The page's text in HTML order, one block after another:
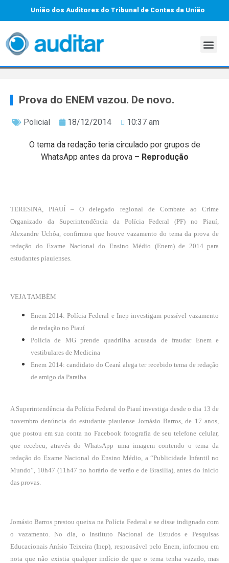
União dos Auditores do Tribunal de Contas da União
Prova do ENEM vazou. De novo.
Policial 18/12/2014 10:37 am
O tema da redação teria circulado por grupos de
WhatsApp antes da prova– Reprodução
TERESINA, PIAUÍ – O delegado regional de Combate ao Crime
Organizado da Superintendência da Polícia Federal (PF) no Piauí,
Alexandre Uchôa, confirmou que houve vazamento do tema da prova de
redação do Exame Nacional do Ensino Médio (Enem) de 2014 para
estudantes piauienses.
VEJA TAMBÉM
Enem 2014: Polícia Federal e Inep investigam possível vazamento
de redação no Piauí
Polícia de MG prende quadrilha acusada de fraudar Enem e
vestibulares de Medicina
Enem 2014: candidato do Ceará alega ter recebido tema de redação
de amigo da Paraíba
A Superintendência da Polícia Federal do Piauí investiga desde o dia 13 de
novembro denúncia do estudante piauiense Jomásio Barros, de 17 anos,
que postou em sua conta no Facebook fotografia de seu telefone celular,
que recebeu, através do WhatsApp uma imagem contendo o tema da
redação do Exame Nacional do Ensino Médio, a “Publicidade Infantil no
Mundo”, 10h47 (11h47 no horário de verão e de Brasília), antes do início
das provas.
Jomásio Barros prestou queixa na Polícia Federal e se disse indignado com
o vazamento. No dia, o Instituto Nacional de Estudos e Pesquisas
Educacionais Anísio Teixeira (Inep), responsável pelo Enem, informou em
nota que não existia qualquer indício de que o tema tenha vazado, mas